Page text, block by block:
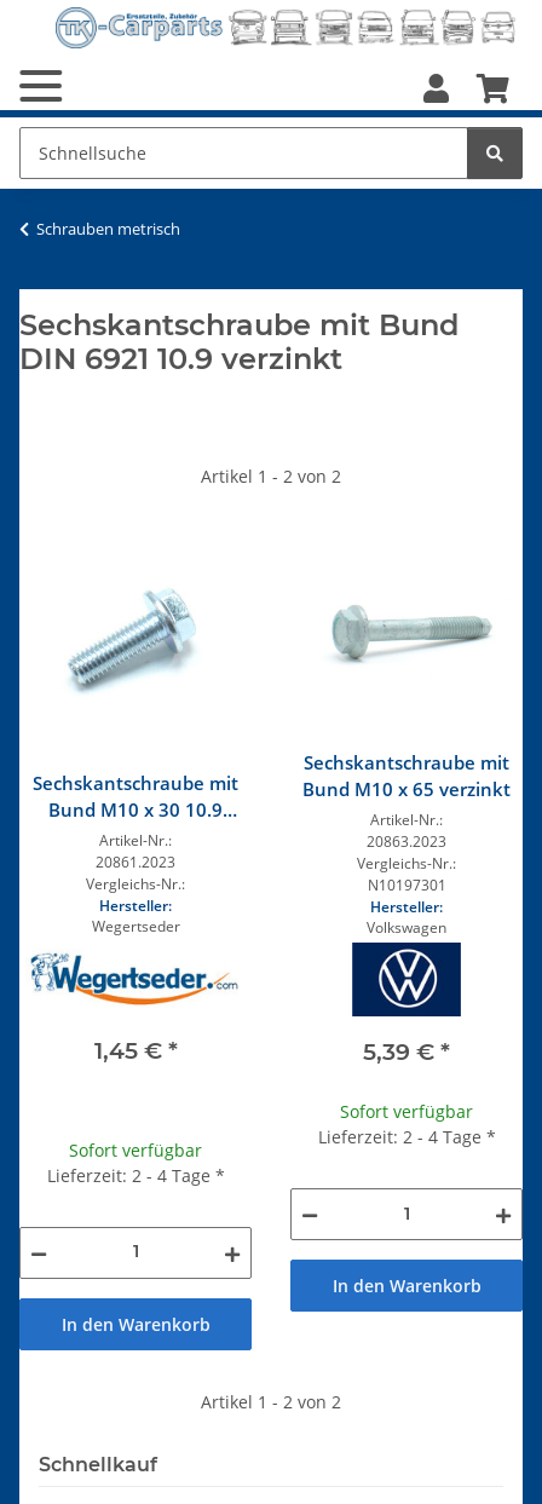
Schrauben metrisch
Sechskantschraube mit Bund
DIN 6921 10.9 verzinkt
Artikel 1 - 2 von 2
Sechskantschraube mit
Bund M10 x 30 10.9
verzinkt
Artikel-Nr.:
20861.2023
Vergleichs-Nr.:
Hersteller:
Wegertseder
1,45 € *
Sofort verfügbar
Lieferzeit: 2 - 4 Tage *
In den Warenkorb
Sechskantschraube mit
Bund M10 x 65 verzinkt
Artikel-Nr.:
20863.2023
Vergleichs-Nr.:
N10197301
Hersteller:
Volkswagen
5,39 € *
Sofort verfügbar
Lieferzeit: 2 - 4 Tage *
In den Warenkorb
Artikel 1 - 2 von 2
Schnellkauf